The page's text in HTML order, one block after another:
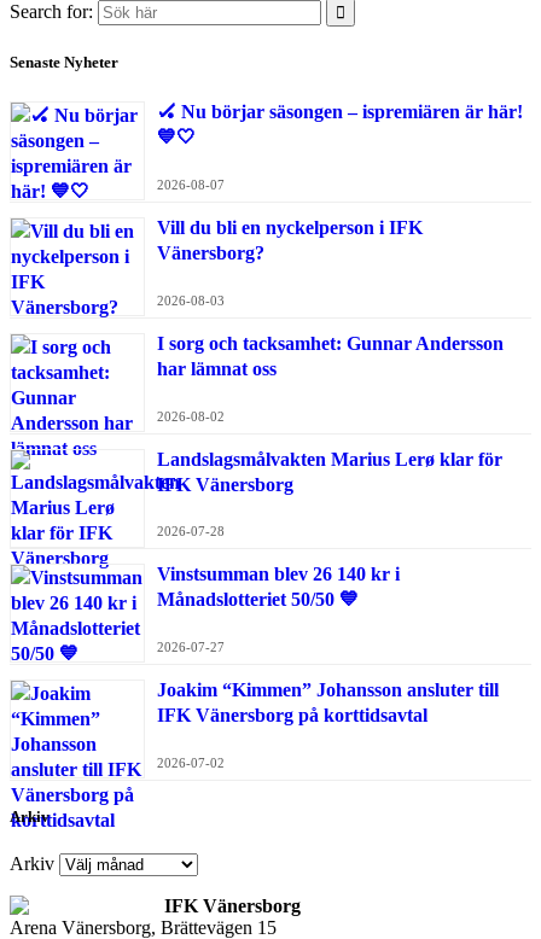
Search for:
Senaste Nyheter
🏑 Nu börjar säsongen – ispremiären är här!
💙🤍
2026-08-07
Vill du bli en nyckelperson i IFK
Vänersborg?
2026-08-03
I sorg och tacksamhet: Gunnar Andersson
har lämnat oss
2026-08-02
Landslagsmålvakten Marius Lerø klar för
IFK Vänersborg
2026-07-28
Vinstsumman blev 26 140 kr i
Månadslotteriet 50/50 💙
2026-07-27
Joakim “Kimmen” Johansson ansluter till
IFK Vänersborg på korttidsavtal
2026-07-02
Arkiv
Arkiv
IFK Vänersborg
Arena Vänersborg, Brättevägen 15